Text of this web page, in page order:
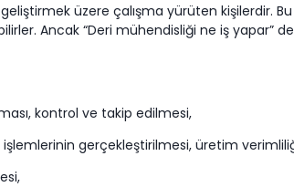
üzere çalışma yürüten kişilerdir.
Ancak “Deri mühendisliği ne iş yapar”
kontrol ve takip edilmesi,
gerçekleştirilmesi, üretim